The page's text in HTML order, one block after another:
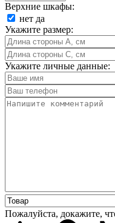
Верхние шкафы:
нет да
Укажите размер:
Укажите личные данные:
Пожалуйста, докажите,